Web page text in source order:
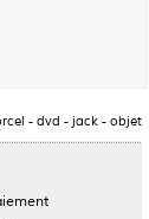
- dvd - jack - objet